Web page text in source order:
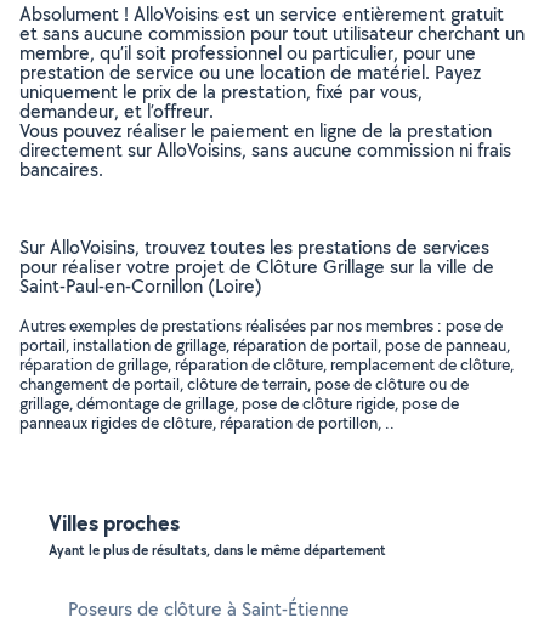
Absolument ! AlloVoisins est un service entièrement gratuit
et sans aucune commission pour tout utilisateur cherchant un
membre, qu’il soit professionnel ou particulier, pour une
prestation de service ou une location de matériel. Payez
uniquement le prix de la prestation, fixé par vous,
demandeur, et l’offreur.
Vous pouvez réaliser le paiement en ligne de la prestation
directement sur AlloVoisins, sans aucune commission ni frais
bancaires.
Sur AlloVoisins, trouvez toutes les prestations de services
pour réaliser votre projet de Clôture Grillage sur la ville de
Saint-Paul-en-Cornillon (Loire)
Autres exemples de prestations réalisées par nos membres : pose de
portail, installation de grillage, réparation de portail, pose de panneau,
réparation de grillage, réparation de clôture, remplacement de clôture,
changement de portail, clôture de terrain, pose de clôture ou de
grillage, démontage de grillage, pose de clôture rigide, pose de
panneaux rigides de clôture, réparation de portillon, ..
Villes proches
Ayant le plus de résultats, dans le même département
Poseurs de clôture à Saint-Étienne